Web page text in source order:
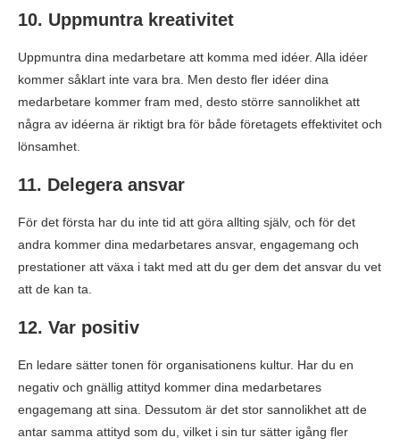
10. Uppmuntra kreativitet
Uppmuntra dina medarbetare att komma med idéer. Alla idéer
kommer såklart inte vara bra. Men desto fler idéer dina
medarbetare kommer fram med, desto större sannolikhet att
några av idéerna är riktigt bra för både företagets effektivitet och
lönsamhet.
11. Delegera ansvar
För det första har du inte tid att göra allting själv, och för det
andra kommer dina medarbetares ansvar, engagemang och
prestationer att växa i takt med att du ger dem det ansvar du vet
att de kan ta.
12. Var positiv
En ledare sätter tonen för organisationens kultur. Har du en
negativ och gnällig attityd kommer dina medarbetares
engagemang att sina. Dessutom är det stor sannolikhet att de
antar samma attityd som du, vilket i sin tur sätter igång fler